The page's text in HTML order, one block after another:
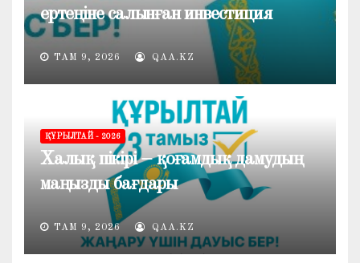
ертеңіне салынған инвестиция
ТАМ 9, 2026 QAA.KZ
ҚҰРЫЛТАЙ - 2026
Халық пікірі – қоғамдық дамудың
маңызды бағдары
ТАМ 9, 2026 QAA.KZ